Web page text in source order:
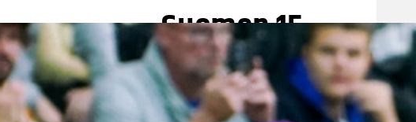
Suomen 15-
vuotiaat tytöt
voittivat